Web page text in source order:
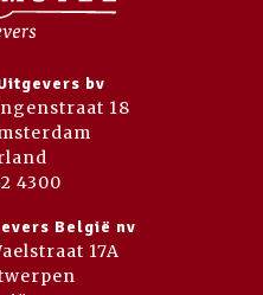
bv
18
4300
België nv
17A